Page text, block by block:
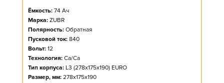
Ёмкость: 74 Ач
Марка: ZUBR
Полярность: Обратная
Пусковой ток: 840
Вольт: 12
Технология: Ca/Ca
Тип корпуса: L3 (278x175x190) EURO
Размер, мм: 278x175x190